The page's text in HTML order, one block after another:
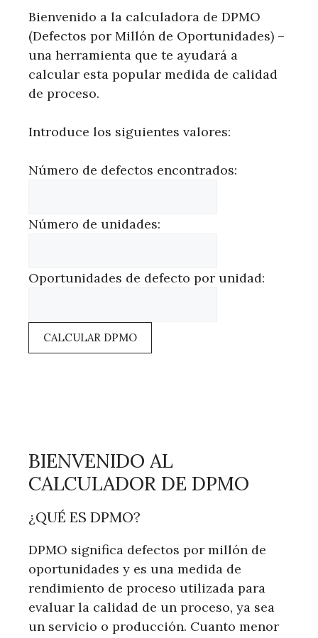
Bienvenido a la calculadora de DPMO
(Defectos por Millón de Oportunidades) –
una herramienta que te ayudará a
calcular esta popular medida de calidad
de proceso.
Introduce los siguientes valores:
Número de defectos encontrados:
Número de unidades:
Oportunidades de defecto por unidad:
CALCULAR DPMO
BIENVENIDO AL
CALCULADOR DE DPMO
¿QUÉ ES DPMO?
DPMO significa defectos por millón de
oportunidades y es una medida de
rendimiento de proceso utilizada para
evaluar la calidad de un proceso, ya sea
un servicio o producción. Cuanto menor